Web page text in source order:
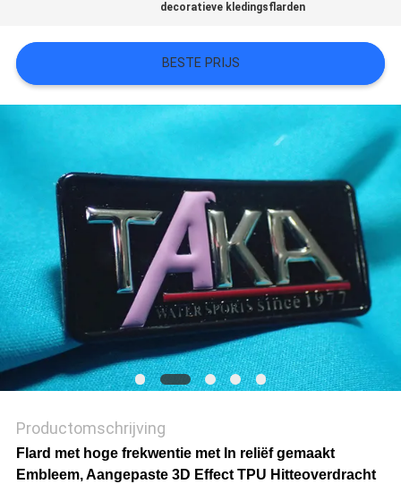
PRIVACYBELEID
decoratieve kledingsflarden
BESTE PRIJS
Productomschrijving
Flard met hoge frekwentie met In reliëf gemaakt
Embleem, Aangepaste 3D Effect TPU Hitteoverdracht